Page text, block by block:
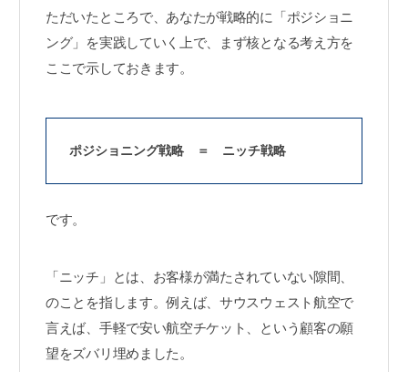
ただいたところで、あなたが戦略的に「ポジショニ
ング」を実践していく上で、まず核となる考え方を
ここで示しておきます。
ポジショニング戦略 ＝ ニッチ戦略
です。
「ニッチ」とは、お客様が満たされていない隙間、
のことを指します。例えば、サウスウェスト航空で
言えば、手軽で安い航空チケット、という顧客の願
望をズバリ埋めました。